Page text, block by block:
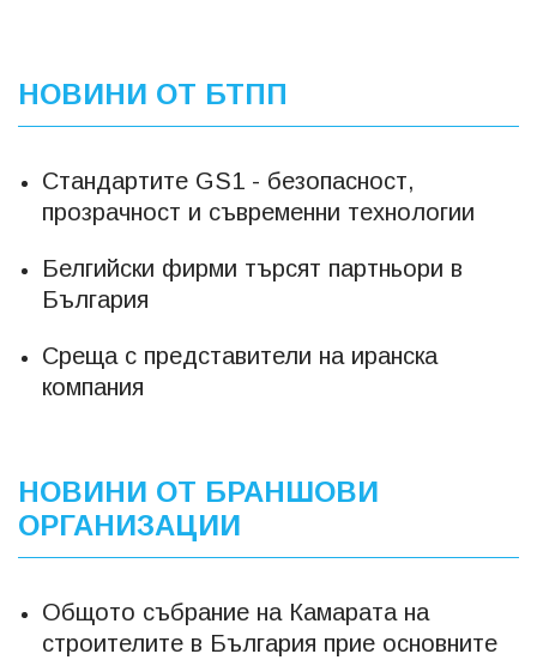
НОВИНИ ОТ БТПП
Стандартите GS1 - безопасност,
прозрачност и съвременни технологии
Белгийски фирми търсят партньори в
България
Среща с представители на иранска
компания
НОВИНИ ОТ БРАНШОВИ
ОРГАНИЗАЦИИ
Общото събрание на Камарата на
строителите в България прие основните